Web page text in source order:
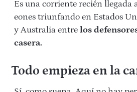
Es una corriente recién llegada
eones triunfando en Estados
y Australia entre los
casera.
Todo empieza en la